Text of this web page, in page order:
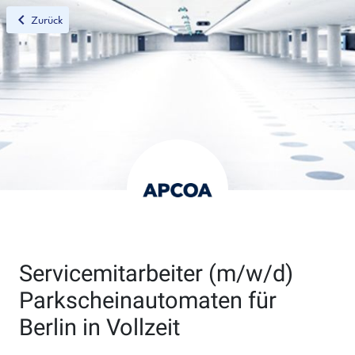
chevron_leftZurück
Servicemitarbeiter (m/w/d)
Parkscheinautomaten für
Berlin in Vollzeit